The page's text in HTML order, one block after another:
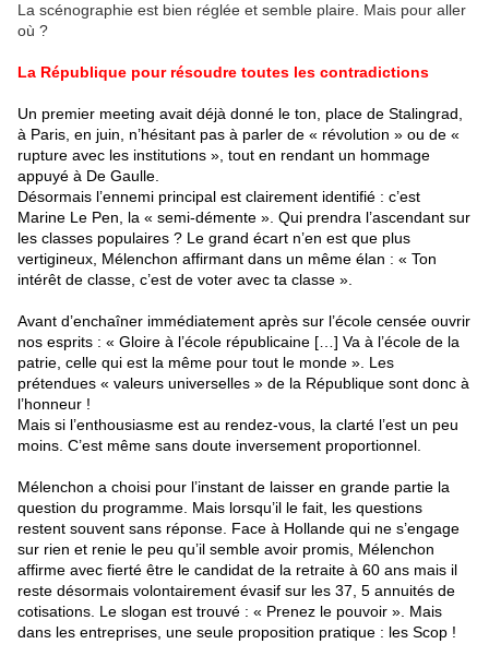
La scénographie est bien réglée et semble plaire. Mais pour aller
où ?
La République pour résoudre toutes les contradictions
Un premier meeting avait déjà donné le ton, place de Stalingrad,
à Paris, en juin, n’hésitant pas à parler de « révolution » ou de «
rupture avec les institutions », tout en rendant un hommage
appuyé à De Gaulle.
Désormais l’ennemi principal est clairement identifié : c’est
Marine Le Pen, la « semi-démente ». Qui prendra l’ascendant sur
les classes populaires ? Le grand écart n’en est que plus
vertigineux, Mélenchon affirmant dans un même élan : « Ton
intérêt de classe, c’est de voter avec ta classe ».
Avant d’enchaîner immédiatement après sur l’école censée ouvrir
nos esprits : « Gloire à l’école républicaine […] Va à l’école de la
patrie, celle qui est la même pour tout le monde ». Les
prétendues « valeurs universelles » de la République sont donc à
l’honneur !
Mais si l’enthousiasme est au rendez-vous, la clarté l’est un peu
moins. C’est même sans doute inversement proportionnel.
Mélenchon a choisi pour l’instant de laisser en grande partie la
question du programme. Mais lorsqu’il le fait, les questions
restent souvent sans réponse. Face à Hollande qui ne s’engage
sur rien et renie le peu qu’il semble avoir promis, Mélenchon
affirme avec fierté être le candidat de la retraite à 60 ans mais il
reste désormais volontairement évasif sur les 37, 5 annuités de
cotisations. Le slogan est trouvé : « Prenez le pouvoir ». Mais
dans les entreprises, une seule proposition pratique : les Scop !